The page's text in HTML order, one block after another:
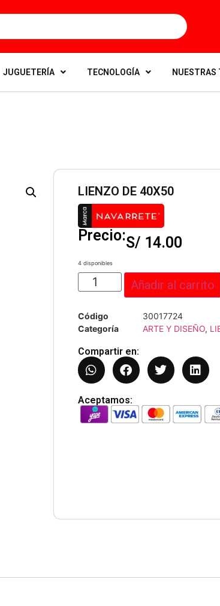
JUGUETERÍA TECNOLOGÍA NUESTRAS
LIENZO DE 40X50
Precio:S/ 14.00
4 disponibles
Añadir al carrito
Código
30017724
Categoría
ARTE Y DISEÑO,
Compartir en:
Aceptamos: